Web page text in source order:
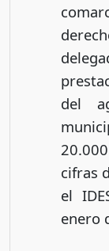
del
cifras
el
enero